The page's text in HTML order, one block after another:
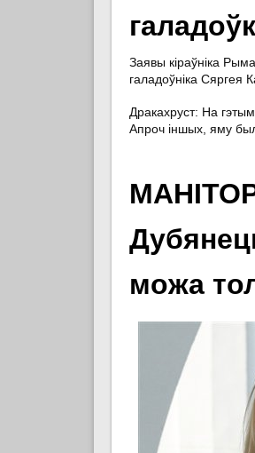
Заявы кіраўніка
галадоўніка Сяргея
Дракахруст: На
Апроч іншых, яму
можа